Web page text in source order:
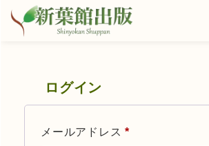
ログイン
メールアドレス*